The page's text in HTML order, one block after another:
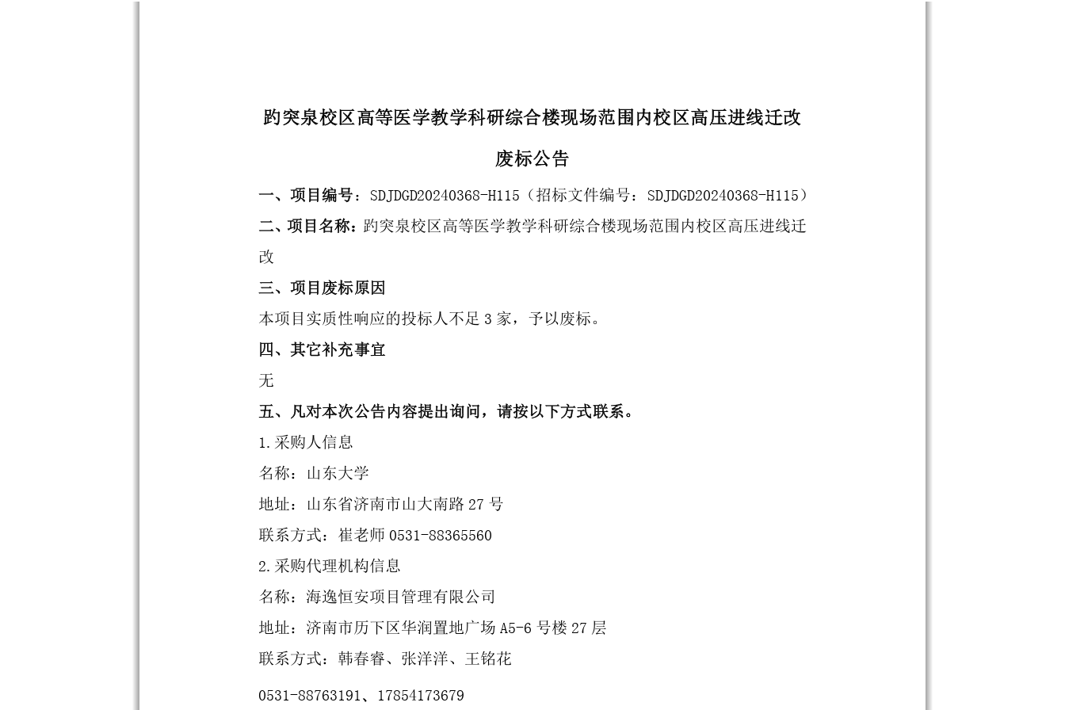
趵突泉校区高等医学教学科研综合楼现场范围内校区高压进线迁改
废标公告
一、项目编号： SDJDGD20240368-H115 （招标文件编号： SDJDGD20240368-H115）
二、项目名称：趵突泉校区高等医学教学科研综合楼现场范围内校区高压进线迁
改
三、项目废标原因
本项目实质性响应的投标人不足 3 家，予以废标。
四、其它补充事宜
无
五、凡对本次公告内容提出询问，请按以下方式联系。
1. 采购人信息
名称：山东大学
地址：山东省济南市山大南路 27 号
联系方式：崔老师 0531-88365560
2. 采购代理机构信息
名称：海逸恒安项目管理有限公司
地址：济南市历下区华润置地广场 A5-6 号楼 27 层
联系方式： 韩春睿、张洋洋、王铭花
0531-88763191 17854173679